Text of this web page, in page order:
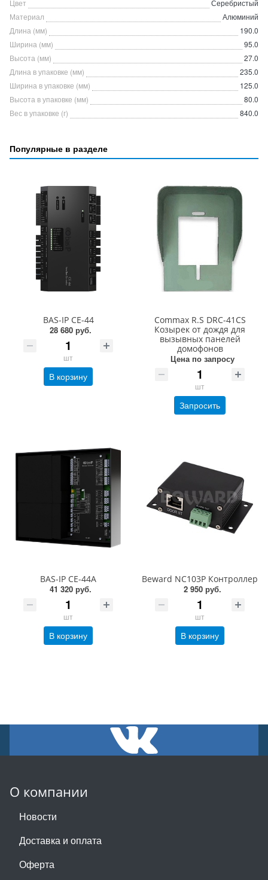
Цвет
Серебристый
Материал
Алюминий
Длина (мм)
190.0
Ширина (мм)
95.0
Высота (мм)
27.0
Длина в упаковке (мм)
235.0
Ширина в упаковке (мм)
125.0
Высота в упаковке (мм)
80.0
Вес в упаковке (г)
840.0
Популярные в разделе
BAS-IP CE-44
28 680 руб.
шт
В корзину
Commax R.S DRC-41CS
Козырек от дождя для
вызывных панелей
домофонов
Цена по запросу
шт
Запросить
BAS-IP CE-44A
41 320 руб.
шт
В корзину
Beward NC103P Контроллер
2 950 руб.
шт
В корзину
О компании
Новости
Доставка и оплата
Оферта